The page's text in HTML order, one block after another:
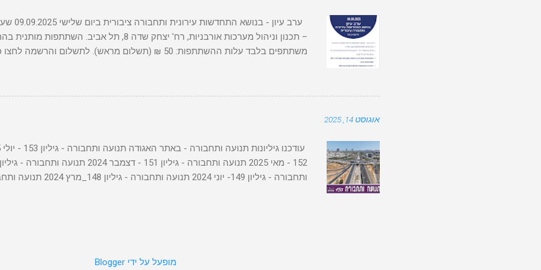
משתתפים בלבד עלות ההשתתפות: 50 ₪ (תשלום מראש). לתשלום והרשמה לחצו כאן או סרקו את קוד הQR
אוגוסט 14, 2025
‏מופעל על ידי Blogger